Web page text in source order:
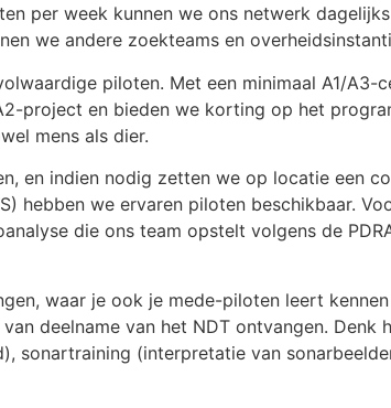
per week kunnen we ons netwerk
we andere zoekteams en
piloten. Met een minimaal A1/
project en bieden we korting op het
mens als dier.
en indien nodig zetten we op locatie een
hebben we ervaren piloten beschikbaar.
die ons team opstelt volgens de
waar je ook je mede-piloten leert
deelname van het NDT ontvangen.
sonartraining (interpretatie van